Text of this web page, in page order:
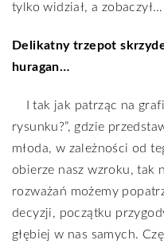
tylko widział, a zobaczył…
Delikatny trzepot
huragan…
I tak jak patrząc na
rysunku?”, gdzie
młoda, w zależności od
obierze nasz wzroku, tak
rozważań możemy
decyzji, początku
głębiej w nas samych.